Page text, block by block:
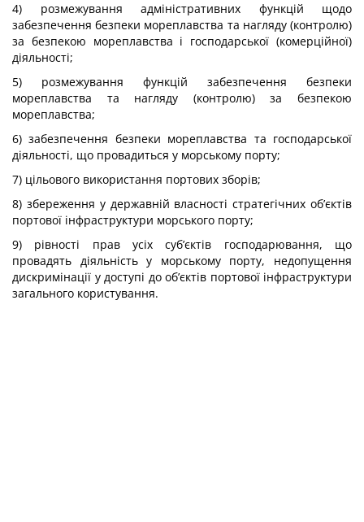
4) розмежування адміністративних функцій щодо
забезпечення безпеки мореплавства та нагляду (контролю)
за безпекою мореплавства і господарської (комерційної)
діяльності;
5) розмежування функцій забезпечення безпеки
мореплавства та нагляду (контролю) за безпекою
мореплавства;
6) забезпечення безпеки мореплавства та господарської
діяльності, що провадиться у морському порту;
7) цільового використання портових зборів;
8) збереження у державній власності стратегічних об’єктів
портової інфраструктури морського порту;
9) рівності прав усіх суб’єктів господарювання, що
провадять діяльність у морському порту, недопущення
дискримінації у доступі до об’єктів портової інфраструктури
загального користування.